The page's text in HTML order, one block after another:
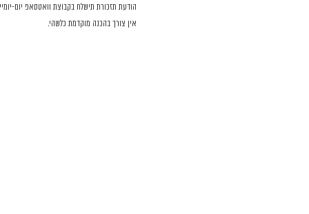
הודעת תזכורת תישלח בקבוצת וואטסאפ יום-
אין צורך בהכנה מוקדמת כלשהי.